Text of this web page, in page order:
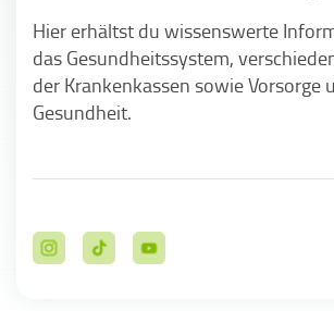
Hier erhältst du wissenswerte
das Gesundheitssystem,
der Krankenkassen sowie Vorsorge
Gesundheit.